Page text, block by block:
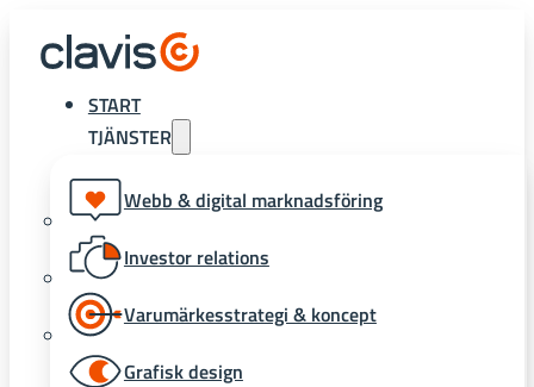
START
TJÄNSTER
Webb & digital marknadsföring
Investor relations
Varumärkesstrategi & koncept
Grafisk design